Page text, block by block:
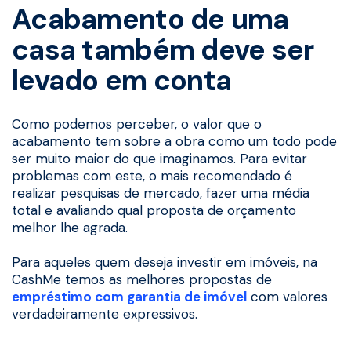
Acabamento de uma
casa também deve ser
levado em conta
Como podemos perceber, o valor que o
acabamento tem sobre a obra como um todo pode
ser muito maior do que imaginamos. Para evitar
problemas com este, o mais recomendado é
realizar pesquisas de mercado, fazer uma média
total e avaliando qual proposta de orçamento
melhor lhe agrada.
Para aqueles quem deseja investir em imóveis, na
CashMe temos as melhores propostas de
empréstimo com garantia de imóvel com valores
verdadeiramente expressivos.